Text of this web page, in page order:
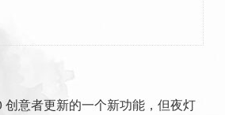
意者更新的一个新功能，但夜灯